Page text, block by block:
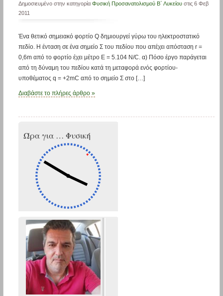
Δημοσιευμένο στην κατηγορία Φυσική Προσανατολισμού Β΄ Λυκείουστις 6 Φεβ
2011
Ένα θετικό σημειακό φορτίο Q δημιουργεί γύρω του ηλεκτροστατικό
πεδίο. Η ένταση σε ένα σημείο Σ του πεδίου που απέχει απόσταση r =
0,6m από το φορτίο έχει μέτρο E = 5.104 N/C. α) Πόσο έργο παράγεται
από τη δύναμη του πεδίου κατά τη μεταφορά ενός φορτίου-
υποθέματος q = +2mC από το σημείο Σ στο […]
Διαβάστε το πλήρες άρθρο »
Ώρα για … Φυσική